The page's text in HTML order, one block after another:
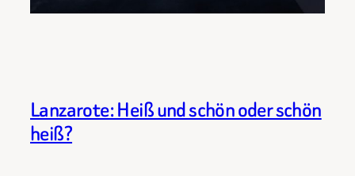
Lanzarote: Heiß und schön oder schön
heiß?